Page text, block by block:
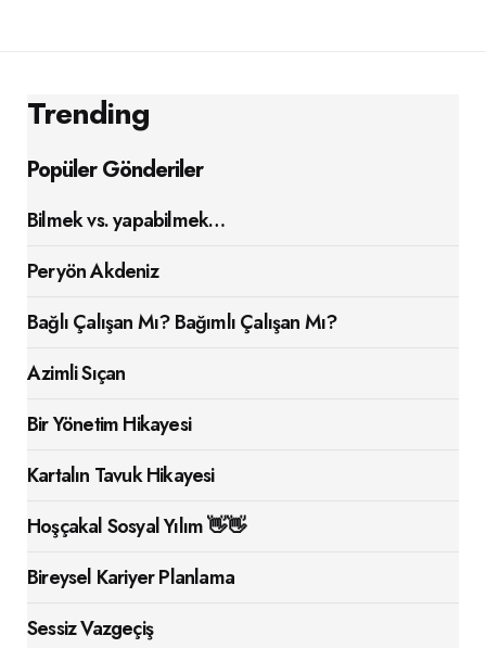
Trending
Popüler Gönderiler
Bilmek vs. yapabilmek…
Peryön Akdeniz
Bağlı Çalışan Mı? Bağımlı Çalışan Mı?
Azimli Sıçan
Bir Yönetim Hikayesi
Kartalın Tavuk Hikayesi
Hoşçakal Sosyal Yılım 👋👋
Bireysel Kariyer Planlama
Sessiz Vazgeçiş